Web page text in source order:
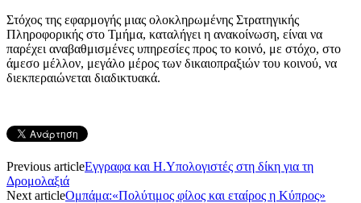
Στόχος της εφαρμογής μιας ολοκληρωμένης Στρατηγικής
Πληροφορικής στο Τμήμα, καταλήγει η ανακοίνωση, είναι να
παρέχει αναβαθμισμένες υπηρεσίες προς το κοινό, με στόχο, στο
άμεσο μέλλον, μεγάλο μέρος των δικαιοπραξιών του κοινού, να
διεκπεραιώνεται διαδικτυακά.
Previous articleEγγραφα και Η.Υπολογιστές στη δίκη για τη
Δρομολαξιά
Next articleOμπάμα:«Πολύτιμος φίλος και εταίρος η Κύπρος»